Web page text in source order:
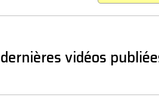
vidéos